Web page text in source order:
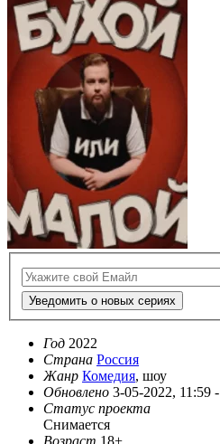
Уведомить о новых сериях
Год 2022
Страна Россия
Жанр Комедия, шоу
Обновлено 3-05-2022, 11:59 -
Статус проекта
Снимается